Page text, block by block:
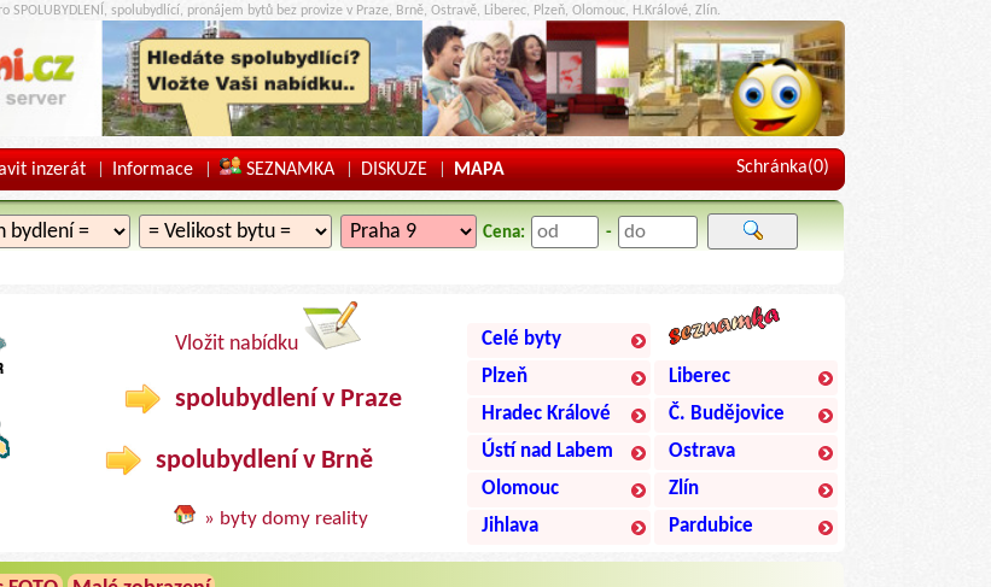
SPOLUBYDLENÍ, spolubydlící, pronájem bytů bez provize v Praze, Brně, Ostravě, Liberec, Plzeň, Olomouc, H.Králové, Zlín.
inzerát | Informace | SEZNAMKA | DISKUZE | MAPA Schránka(0)
Cena: -
Vložit nabídku
spolubydlení v Praze
spolubydlení v Brně
» byty domy reality
Celé byty
Plzeň
Liberec
Hradec Králové
Č. Budějovice
Ústí nad Labem
Ostrava
Olomouc
Zlín
Jihlava
Pardubice